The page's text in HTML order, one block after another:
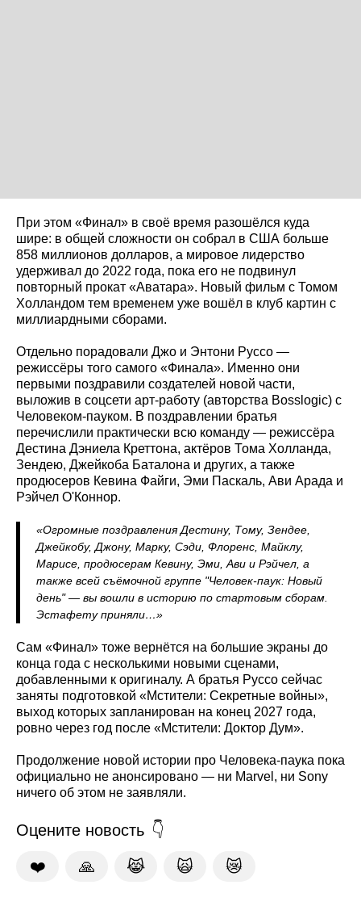
При этом «Финал» в своё время разошёлся куда
шире: в общей сложности он собрал в США больше
858 миллионов долларов, а мировое лидерство
удерживал до 2022 года, пока его не подвинул
повторный прокат «Аватара». Новый фильм с Томом
Холландом тем временем уже вошёл в клуб картин с
миллиардными сборами.
Отдельно порадовали Джо и Энтони Руссо —
режиссёры того самого «Финала». Именно они
первыми поздравили создателей новой части,
выложив в соцсети арт-работу (авторства Bosslogic) с
Человеком-пауком. В поздравлении братья
перечислили практически всю команду — режиссёра
Дестина Дэниела Креттона, актёров Тома Холланда,
Зендею, Джейкоба Баталона и других, а также
продюсеров Кевина Файги, Эми Паскаль, Ави Арада и
Рэйчел О'Коннор.
«Огромные поздравления Дестину, Тому, Зендее,
Джейкобу, Джону, Марку, Сэди, Флоренс, Майклу,
Марисе, продюсерам Кевину, Эми, Ави и Рэйчел, а
также всей съёмочной группе "Человек-паук: Новый
день" — вы вошли в историю по стартовым сборам.
Эстафету приняли…»
Сам «Финал» тоже вернётся на большие экраны до
конца года с несколькими новыми сценами,
добавленными к оригиналу. А братья Руссо сейчас
заняты подготовкой «Мстители: Секретные войны»,
выход которых запланирован на конец 2027 года,
ровно через год после «Мстители: Доктор Дум».
Продолжение новой истории про Человека-паука пока
официально не анонсировано — ни Marvel, ни Sony
ничего об этом не заявляли.
Оцените новость
❤️ 🙏 😹 🙀 😿